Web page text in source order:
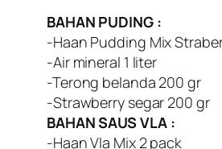
BAHAN PUDING :
-Haan Pudding Mix
-Air mineral 1 liter
-Terong belanda 200 gr
-Strawberry segar 200 gr
BAHAN SAUS VLA :
-Haan Vla Mix 2 pack